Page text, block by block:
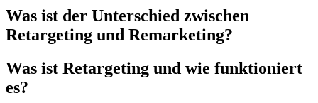
Was ist der Unterschied zwischen
Retargeting und Remarketing?
Was ist Retargeting und wie funktioniert
es?